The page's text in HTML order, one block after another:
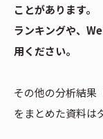
ことがあります。
ランキングや、
用ください。
その他の分析結果
をまとめた資料は